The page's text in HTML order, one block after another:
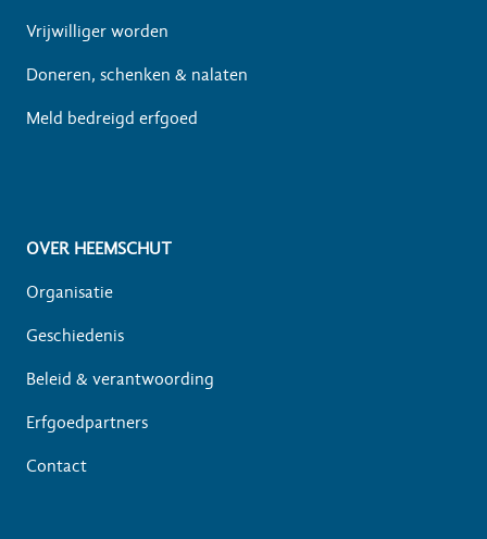
Vrijwilliger worden
Doneren, schenken & nalaten
Meld bedreigd erfgoed
OVER HEEMSCHUT
Organisatie
Geschiedenis
Beleid & verantwoording
Erfgoedpartners
Contact